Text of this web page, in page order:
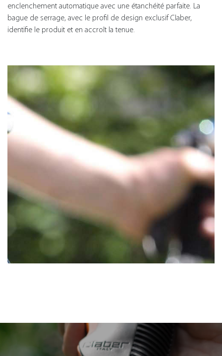
enclenchement automatique avec une étanchéité parfaite. La
bague de serrage, avec le profil de design exclusif Claber,
identifie le produit et en accroît la tenue.